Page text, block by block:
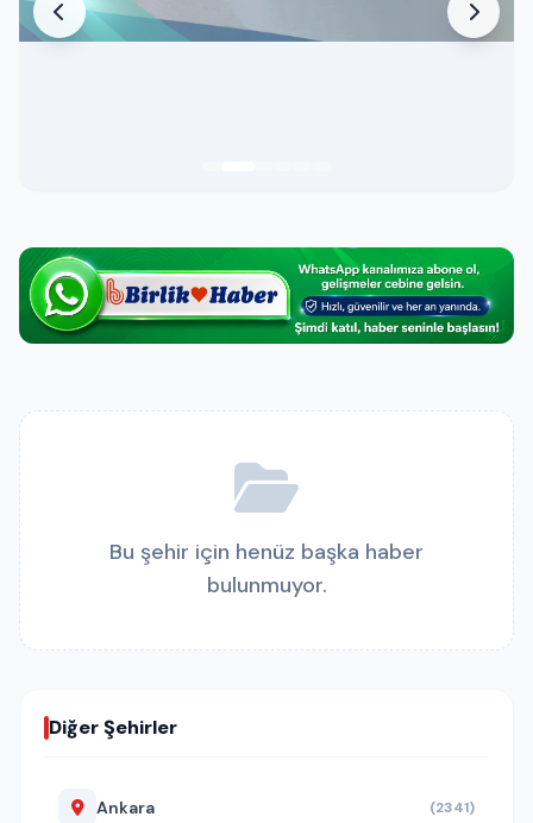
Bu şehir için henüz başka haber
bulunmuyor.
Diğer Şehirler
Ankara (2341)